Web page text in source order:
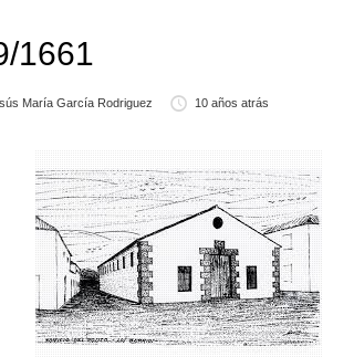
1661
María García Rodriguez 10 años atrás